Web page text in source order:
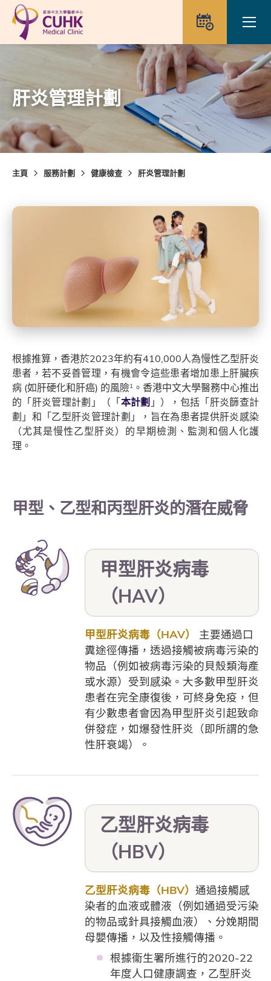
Skip to main content
預約
肝炎管理計劃
主頁 服務計劃 健康檢查 肝炎管理計劃
根據推算，香港於2023年約有410,000人為慢性乙型肝炎
患者，若不妥善管理，有機會令這些患者增加患上肝臟疾
病 (如肝硬化和肝癌) 的風險1 。香港中文大學醫務中心推出
的「肝炎管理計劃」（「本計劃 」），包括「肝炎篩查計
劃」和「乙型肝炎管理計劃」，旨在為患者提供肝炎感染
（尤其是慢性乙型肝炎）的早期檢測、監測和個人化護
理。
甲型、乙型和丙型肝炎的潛在威脅
甲型肝炎病毒
（HAV）
甲型肝炎病毒（HAV）
主要通過口
糞途徑傳播，透過接觸被病毒污染的
物品（例如被病毒污染的貝殼類海產
或水源）受到感染。大多數甲型肝炎
患者在完全康復後，可終身免疫，但
有少數患者會因為甲型肝炎引起致命
併發症，如爆發性肝炎（即所謂的急
性肝衰竭）。
乙型肝炎病毒
（HBV）
乙型肝炎病毒（HBV） 通過接觸感
染者的血液或體液（例如通過受污染
的物品或針具接觸血液）、分娩期間
母嬰傳播，以及性接觸傳播。
根據衞生署所進行的2020-22
年度人口健康調查，乙型肝炎